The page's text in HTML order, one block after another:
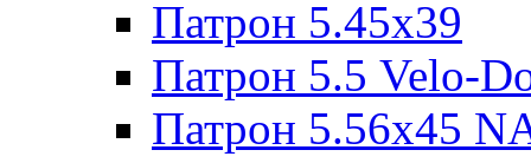
Патрон 5.45х39
Патрон 5.5 Velo-
Патрон 5.56х45